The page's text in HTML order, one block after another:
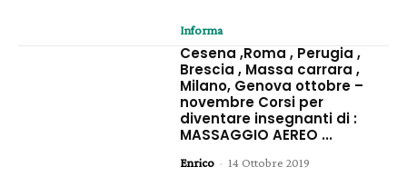
Informa
Cesena ,Roma , Perugia ,
Brescia , Massa carrara ,
Milano, Genova ottobre –
novembre Corsi per
diventare insegnanti di :
MASSAGGIO AEREO ...
Enrico - 14 Ottobre 2019